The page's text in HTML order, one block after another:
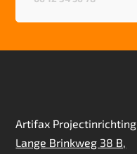
Artifax Projectinrichting
Lange Brinkweg 38 B,